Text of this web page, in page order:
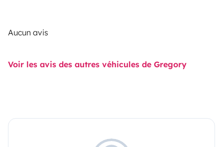
Aucun avis
Voir les avis des autres véhicules de Gregory